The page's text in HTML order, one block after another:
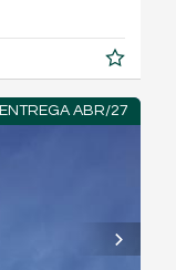
ENTREGA ABR/27